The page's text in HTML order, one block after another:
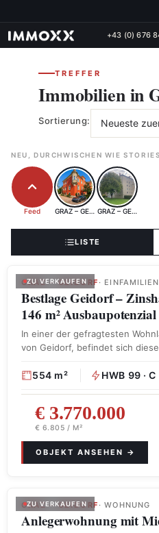
+43 (0) 676
TREFFER
Immobilien in
Sortierung:
NEU, DURCHWISCHEN WIE STORIES
Feed GRAZ – GEIDORFGRAZ – GEIDORF
LISTE
ZU VERKAUFEN
GRAZ – GEIDORF ·
Bestlage Geidorf –
146 m² Ausbaupotenzial
In einer der gefragtesten
von Geidorf, befindet sich
554 m² HWB 99 · C
€ 3.770.000
€ 6.805 / M²
ZU VERKAUFEN
GRAZ – GEIDORF · WOHNUNG
Anlegerwohnung mit